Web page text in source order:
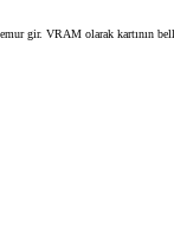
gir. VRAM olarak kartının